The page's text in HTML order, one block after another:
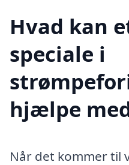
Hvad kan
speciale i
hjælpe
Når det kommer til